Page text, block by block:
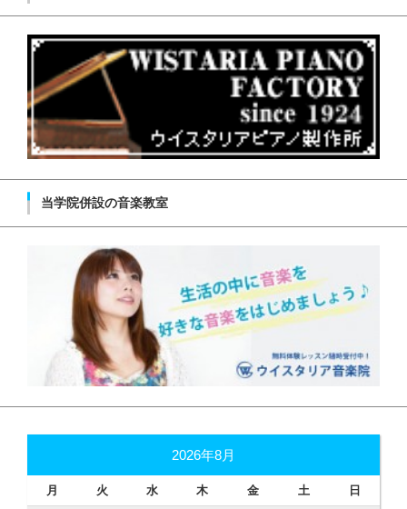
当学院併設の音楽教室
2026年8月
月 火 水 木 金 土 日